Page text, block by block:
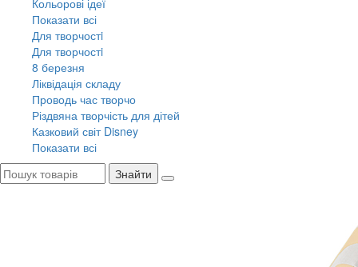
Показати всі
Для творчостi
Для творчостi
8 березня
Ліквідація складу
Проводь час творчо
Різдвяна творчість для дітей
Казковий світ Disney
Показати всі
Знайти